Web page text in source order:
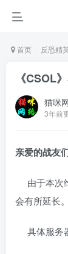
首页 反恐精
《CSOL
猫咪
3年前
亲爱的战友
由于本次
会有所延长。
具体服务